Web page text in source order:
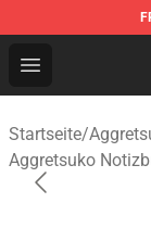
Open menu
Aggretsuko
Startseite/
Aggretsuko